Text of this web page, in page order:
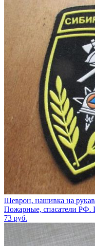
Шеврон, нашивка на
Пожарные, спасатели РФ.
73 руб.